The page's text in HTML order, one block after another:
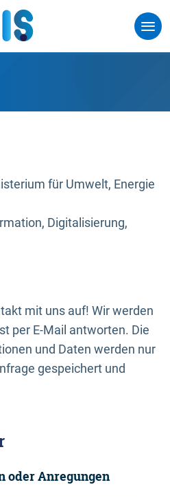
für Umwelt, Energie
Digitalisierung,
mit uns auf! Wir werden
per E-Mail antworten. Die
und Daten werden nur
gespeichert und
oder Anregungen